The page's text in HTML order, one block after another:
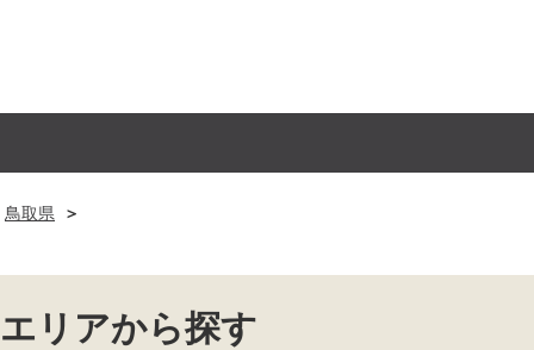
鳥取県
リアから探す